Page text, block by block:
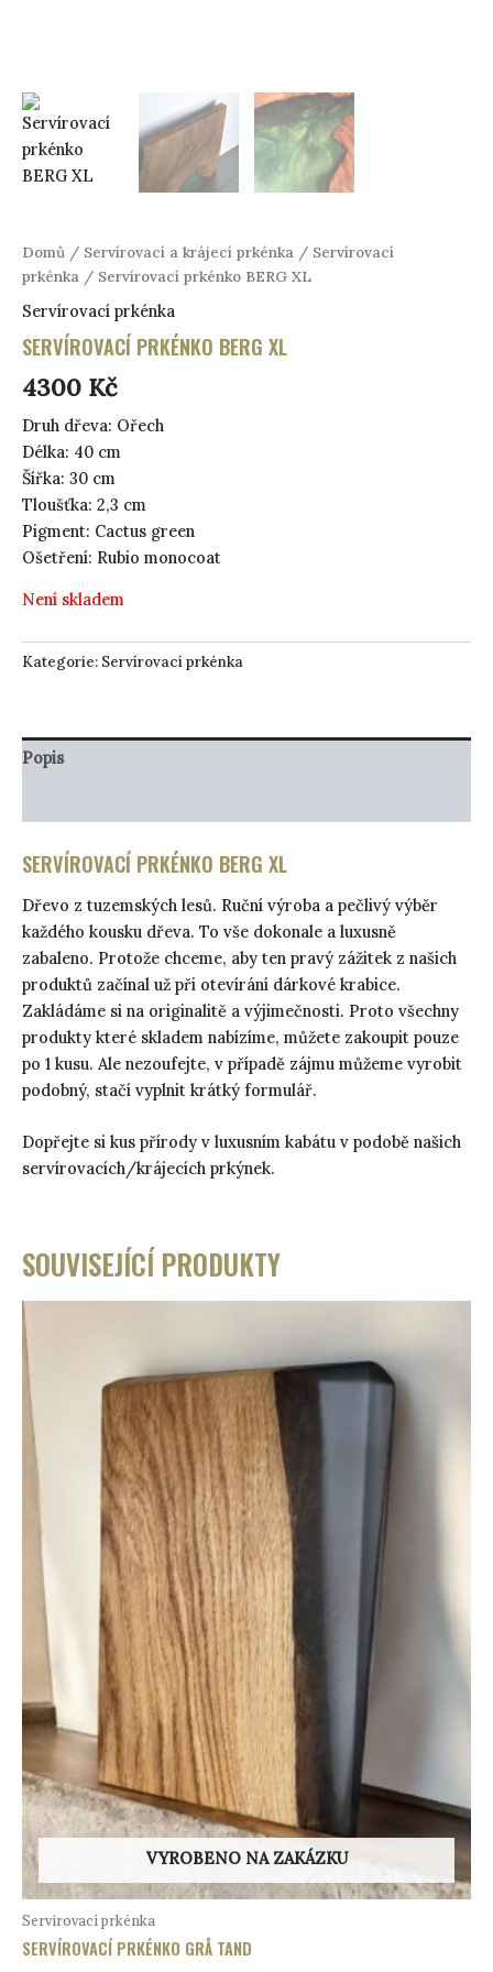
Domů / Servírovací a krájecí prkénka / Servírovací
prkénka / Servírovací prkénko BERG XL
Servírovací prkénka
SERVÍROVACÍ PRKÉNKO BERG XL
4300 Kč
Druh dřeva: Ořech
Délka: 40 cm
Šířka: 30 cm
Tloušťka: 2,3 cm
Pigment: Cactus green
Ošetření: Rubio monocoat
Není skladem
Kategorie: Servírovací prkénka
Popis
SERVÍROVACÍ PRKÉNKO BERG XL
Dřevo z tuzemských lesů. Ruční výroba a pečlivý výběr
každého kousku dřeva. To vše dokonale a luxusně
zabaleno. Protože chceme, aby ten pravý zážitek z našich
produktů začínal už při otevírání dárkové krabice.
Zakládáme si na originalitě a výjimečnosti. Proto všechny
produkty které skladem nabízíme, můžete zakoupit pouze
po 1 kusu. Ale nezoufejte, v případě zájmu můžeme vyrobit
podobný, stačí vyplnit krátký formulář.
Dopřejte si kus přírody v luxusním kabátu v podobě našich
servírovacích/krájecích prkýnek.
SOUVISEJÍCÍ PRODUKTY
VYROBENO NA ZAKÁZKU
Servírovací prkénka
SERVÍROVACÍ PRKÉNKO GRÅ TAND